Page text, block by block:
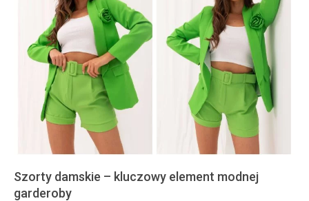
Szorty damskie – kluczowy element modnej
garderoby